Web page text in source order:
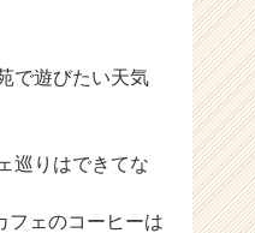
で遊びたい天気
巡りはできてな
フェのコーヒーは